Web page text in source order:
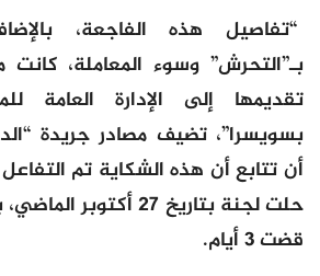
“تفاصيل هذه الفاجعة،
بـ”التحرش” وسوء المعاملة،
تقديمها إلى الإدارة العامة
بسويسرا”، تضيف مصادر جريدة
أن تتابع أن هذه الشكاية تم
حلت لجنة بتاريخ 27
قضت 3 أيام.